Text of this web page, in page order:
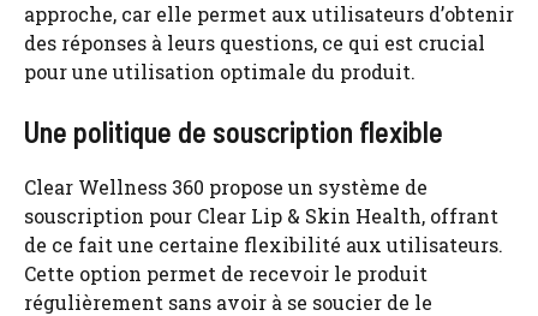
approche, car elle permet aux utilisateurs d’obtenir
des réponses à leurs questions, ce qui est crucial
pour une utilisation optimale du produit.
Une politique de souscription flexible
Clear Wellness 360 propose un système de
souscription pour Clear Lip & Skin Health, offrant
de ce fait une certaine flexibilité aux utilisateurs.
Cette option permet de recevoir le produit
régulièrement sans avoir à se soucier de le